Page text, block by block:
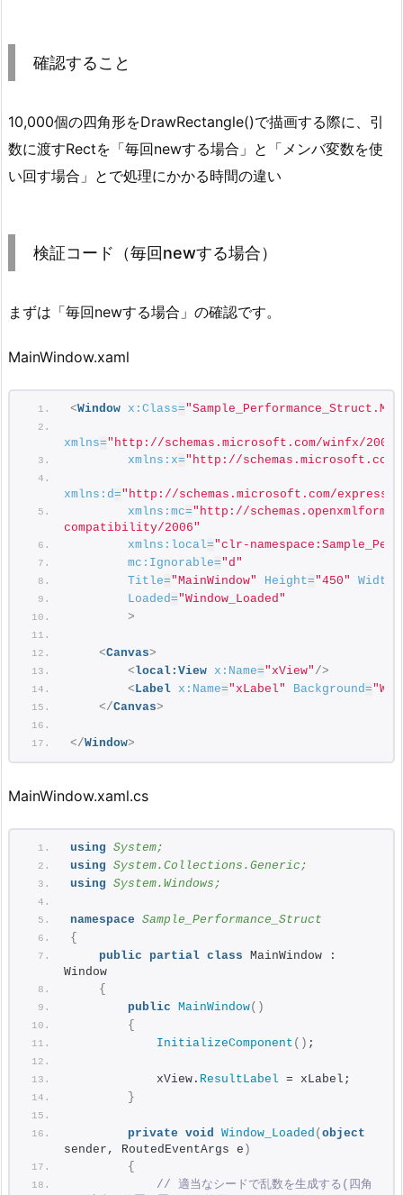
確認すること
10,000個の四角形をDrawRectangle()で描画する際に、引
数に渡すRectを「毎回newする場合」と「メンバ変数を使
い回す場合」とで処理にかかる時間の違い
検証コード（毎回newする場合）
まずは「毎回newする場合」の確認です。
MainWindow.xaml
<Window x:Class=
xmlns="http://schemas.microsoft.com/winfx/
xmlns:x="http://
xmlns:d="http://schemas.microsoft.com/
xmlns:mc="http://
compatibility/2006"
xmlns:local="clr-
mc:Ignorable="d"
Title="MainWindow" Height="450" Width
Loaded="Window_Loaded"
>
<Canvas>
<local:View x:Name="xView" />
<Label x:Name="xLabel" Background=
</Canvas>
</Window>
MainWindow.xaml.cs
using System;
using System.Collections.Generic;
using System.Windows;
namespace Sample_Performance_Struct
{
public
partial class MainWindow :
Window
{
public
MainWindow()
{
InitializeComponent () ;
            xView.
ResultLabel = xLabel;
}
private void Window_Loaded ( object
sender, RoutedEventArgs e )
{
// 適当なシードで乱数を生成する(四角